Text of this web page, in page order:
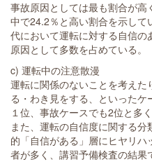
事故原因としては最も割合が
中で24.2％と高い割合を示し
代において運転に対する自信
原因として多数を占めている。
c) 運転中の注意散漫
運転に関係のないことを考え
る・わき見をする、といった
１位、事故ケースでも2位と多
また、運転の自信度に関する
的「自信がある」層にヒヤリ
者が多く、講習予備検査の結